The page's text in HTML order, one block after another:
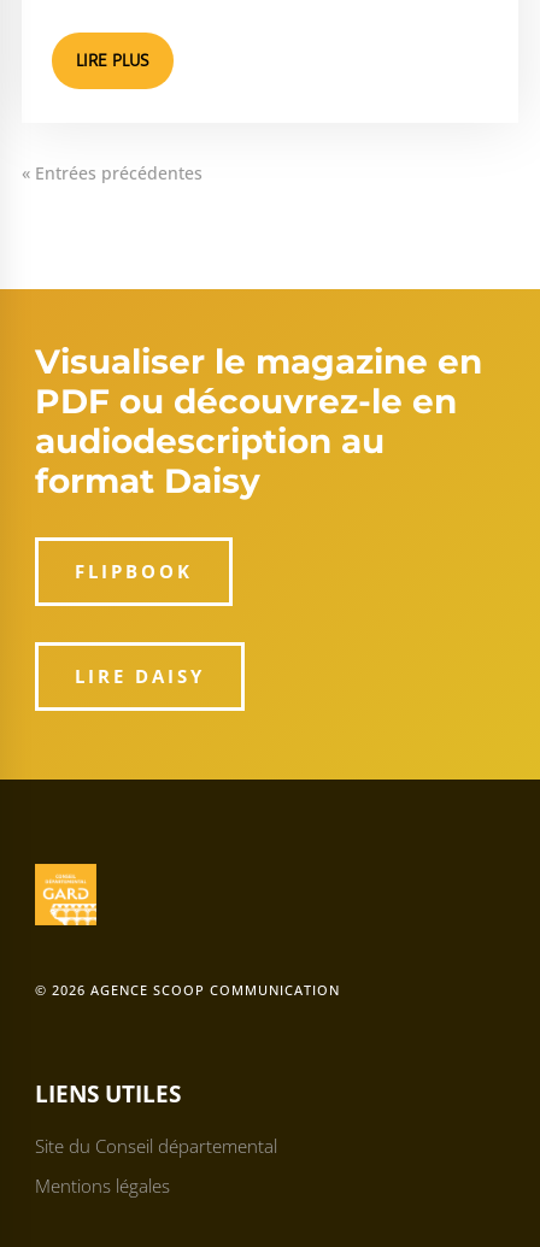
LIRE PLUS
« Entrées précédentes
Visualiser le magazine en
PDF ou découvrez-le en
audiodescription au
format Daisy
FLIPBOOK
LIRE DAISY
© 2026 AGENCE SCOOP COMMUNICATION
LIENS UTILES
Site du Conseil départemental
Mentions légales